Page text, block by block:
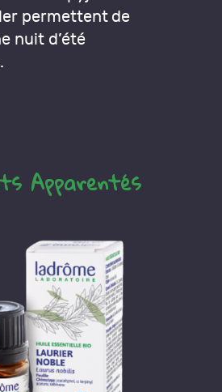
permettent de
nuit d’été
Apparentés